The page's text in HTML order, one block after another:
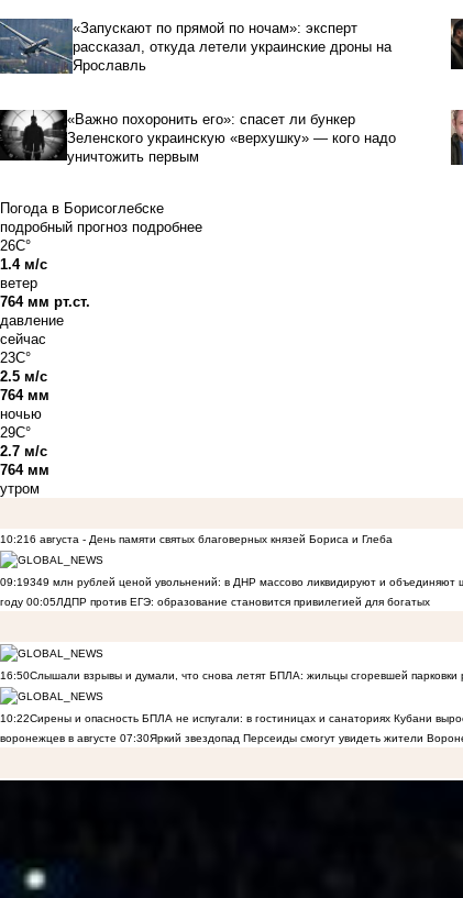
«Запускают по прямой по ночам»: эксперт
рассказал, откуда летели украинские дроны на
Ярославль
«Важно похоронить его»: спасет ли бункер
Зеленского украинскую «верхушку» — кого надо
уничтожить первым
Погода в Борисоглебске
подробный прогноз подробнее
26C°
1.4 м/с
ветер
764 мм рт.ст.
давление
сейчас
23C°
2.5 м/с
764 мм
ночью
29C°
2.7 м/с
764 мм
утром
10:216 августа - День памяти святых благоверных князей Бориса и Глеба
09:19349 млн рублей ценой увольнений: в ДНР массово ликвидируют и объединяют
году 00:05ЛДПР против ЕГЭ: образование становится привилегией для богатых
16:50Слышали взрывы и думали, что снова летят БПЛА: жильцы сгоревшей парковки
10:22Сирены и опасность БПЛА не испугали: в гостиницах и санаториях Кубани
воронежцев в августе 07:30Яркий звездопад Персеиды смогут увидеть жители